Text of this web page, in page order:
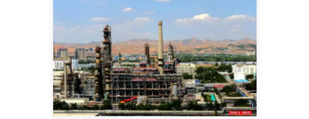
的产量”，依托勘探开发、地质工程、技